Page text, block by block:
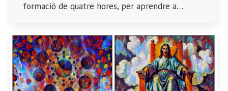
formació de quatre hores, per aprendre a…